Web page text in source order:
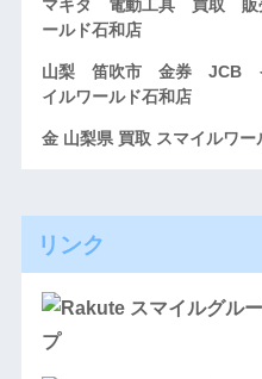
マキタ 電動工具 買取
ールド石和店
山梨 笛吹市 金券 JCB
イルワールド石和店
金 山梨県 買取 スマイルワー
リンク
プ